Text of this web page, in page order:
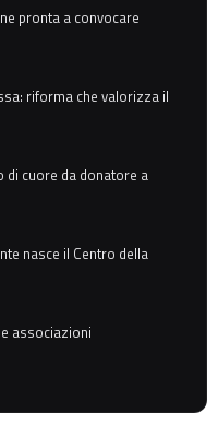
pronta a convocare
riforma che valorizza il
di cuore da donatore a
nasce il Centro della
associazioni